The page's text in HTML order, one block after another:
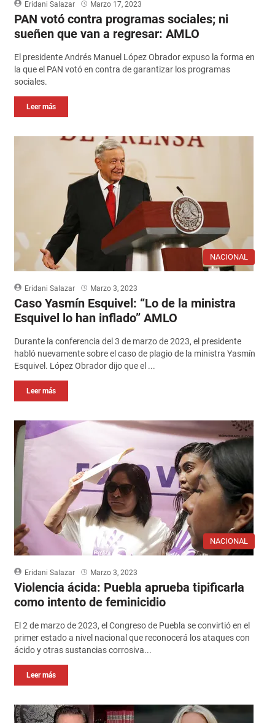
Eridani Salazar Marzo 17, 2023
PAN votó contra programas sociales; ni
sueñen que van a regresar: AMLO
El presidente Andrés Manuel López Obrador expuso la forma en
la que el PAN votó en contra de garantizar los programas
sociales.
Leer más
NACIONAL
Eridani Salazar Marzo 3, 2023
Caso Yasmín Esquivel: “Lo de la ministra
Esquivel lo han inflado” AMLO
Durante la conferencia del 3 de marzo de 2023, el presidente
habló nuevamente sobre el caso de plagio de la ministra Yasmín
Esquivel. López Obrador dijo que el ...
Leer más
NACIONAL
Eridani Salazar Marzo 3, 2023
Violencia ácida: Puebla aprueba tipificarla
como intento de feminicidio
El 2 de marzo de 2023, el Congreso de Puebla se convirtió en el
primer estado a nivel nacional que reconocerá los ataques con
ácido y otras sustancias corrosiva...
Leer más